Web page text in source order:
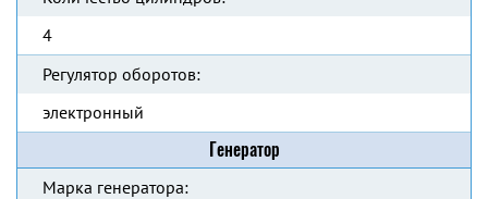
4
Регулятор оборотов:
электронный
Генератор
Марка генератора: